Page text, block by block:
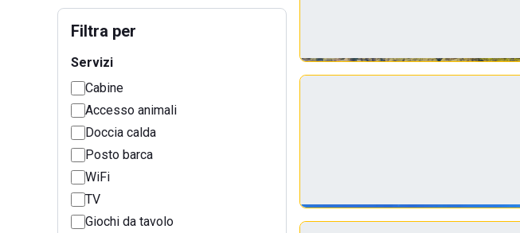
Filtra per
Servizi
Cabine
Accesso animali
Doccia calda
Posto barca
WiFi
TV
Giochi da tavolo